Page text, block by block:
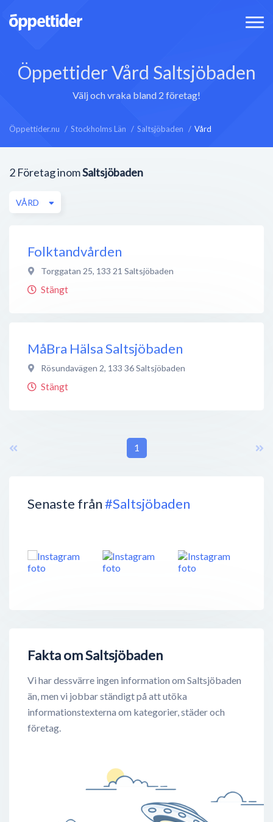
Öppettider Vård Saltsjöbaden
Välj och vraka bland 2 företag!
Öppettider.nu Stockholms Län Saltsjöbaden Vård
Senaste från#Saltsjöbaden
Fakta om Saltsjöbaden
Vi har dessvärre ingen information om Saltsjöbaden
än, men vi jobbar ständigt på att utöka
informationstexterna om kategorier, städer och
företag.
2 Företag inomSaltsjöbaden
VÅRD
Folktandvården
Torggatan 25, 133 21 Saltsjöbaden
Stängt
MåBra Hälsa Saltsjöbaden
Rösundavägen 2, 133 36Saltsjöbaden
Stängt
1